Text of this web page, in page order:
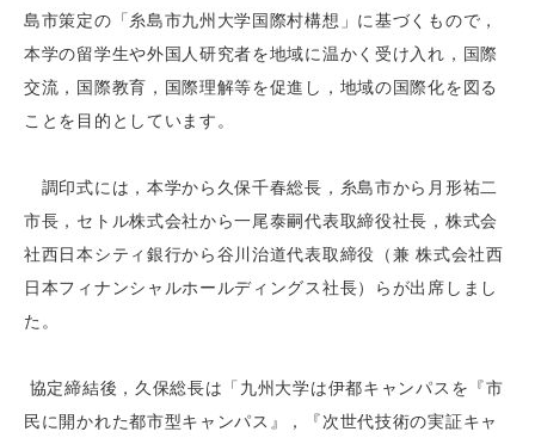
島市策定の「糸島市九州大学国際村構想」に基づくもので，
本学の留学生や外国人研究者を地域に温かく受け入れ，国際
交流，国際教育，国際理解等を促進し，地域の国際化を図る
ことを目的としています。
調印式には，本学から久保千春総長，糸島市から月形祐二
市長，セトル株式会社から一尾泰嗣代表取締役社長，株式会
社西日本シティ銀行から谷川治道代表取締役（兼 株式会社西
日本フィナンシャルホールディングス社長）らが出席しまし
た。
協定締結後，久保総長は「九州大学は伊都キャンパスを『市
民に開かれた都市型キャンパス』，『次世代技術の実証キャ